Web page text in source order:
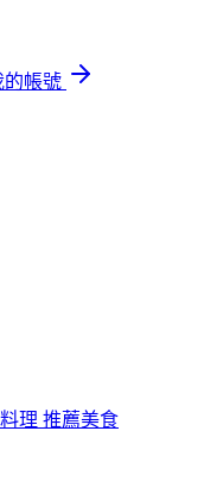
的帳號
理 推薦美食